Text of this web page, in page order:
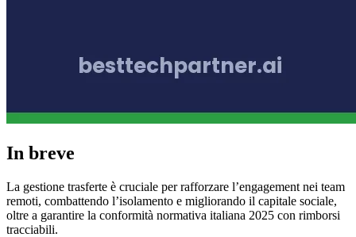
In breve
La gestione trasferte è cruciale per rafforzare l’engagement nei team
remoti, combattendo l’isolamento e migliorando il capitale sociale,
oltre a garantire la conformità normativa italiana 2025 con rimborsi
tracciabili.